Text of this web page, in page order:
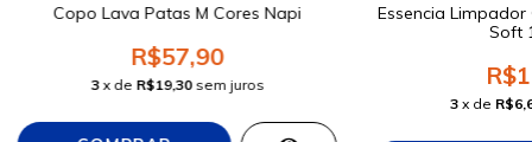
Copo Lava Patas M Cores Napi
R$57,90
3 x de R$19,30 sem juros
Essencia
Soft
3 x de